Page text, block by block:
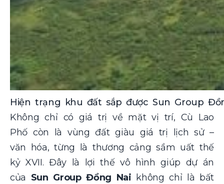
Hiện trạng khu đất sắp được Sun Group
Không chỉ có giá trị về mặt vị trí, Cù Lao
Phố còn là vùng đất giàu giá trị lịch sử –
văn hóa, từng là thương cảng sầm uất thế
kỷ XVII. Đây là lợi thế vô hình giúp dự án
của Sun Group Đồng Nai không chỉ là bất